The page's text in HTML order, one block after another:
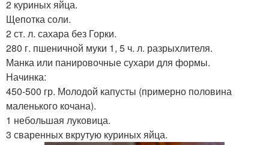
2 куриных яйца.
Щепотка соли.
2 ст. л. сахара без Горки.
280 г. пшеничной муки 1, 5 ч. л. разрыхлителя.
Манка или панировочные сухари для формы.
Начинка:
450-500 гр. Молодой капусты (примерно половина
маленького кочана).
1 небольшая луковица.
3 сваренных вкрутую куриных яйца.